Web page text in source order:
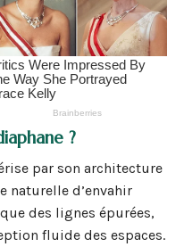
?
par son architecture
naturelle d’envahir
des lignes épurées,
fluide des espaces.